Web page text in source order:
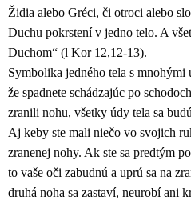
Židia alebo Gréci, či otroci alebo
Duchu pokrstení v jedno telo. A
Duchom“ (l Kor 12,12-13).
Symbolika jedného tela s mnohými
že spadnete schádzajúc po
zranili nohu, všetky údy tela sa
Aj keby ste mali niečo vo svojich
zranenej nohy. Ak ste sa predtým
to vaše oči zabudnú a uprú sa na
druhá noha sa zastaví, neurobí ani